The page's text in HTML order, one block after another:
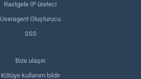
Rastgele IP üreteci
Useragent Oluşturucu
SSS
Bize ulaşın
Kötüye kullanım bildir